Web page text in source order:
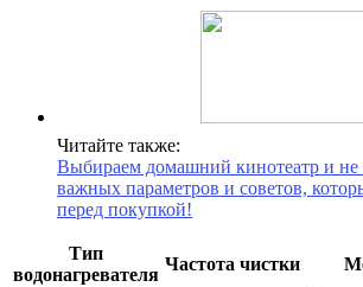
Читайте также:
Выбираем домашний кинотеатр и не
важных параметров и советов,
перед покупкой!
Тип
водонагревателя
Частота чистки